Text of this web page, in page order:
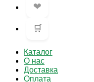
❤
🛒
Каталог
О нас
Доставка
Оплата